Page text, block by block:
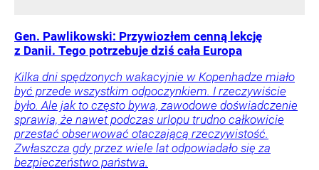
Gen. Pawlikowski: Przywiozłem cenną lekcję
z Danii. Tego potrzebuje dziś cała Europa
Kilka dni spędzonych wakacyjnie w Kopenhadze miało
być przede wszystkim odpoczynkiem. I rzeczywiście
było. Ale jak to często bywa, zawodowe doświadczenie
sprawia, że nawet podczas urlopu trudno całkowicie
przestać obserwować otaczającą rzeczywistość.
Zwłaszcza gdy przez wiele lat odpowiadało się za
bezpieczeństwo państwa.